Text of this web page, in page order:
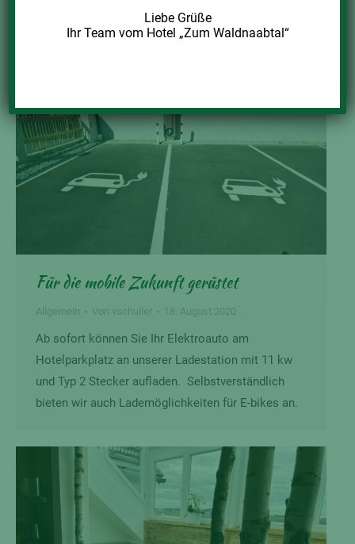
Für die mobile Zukunft gerüstet
Allgemein Von vschuller 18. August 2020
Ab sofort können Sie Ihr Elektroauto am
Hotelparkplatz an unserer Ladestation mit 11 kw
und Typ 2 Stecker aufladen. Selbstverständlich
bieten wir auch Lademöglichkeiten für E-bikes an.
Liebe Grüße
Ihr Team vom Hotel „Zum Waldnaabtal“